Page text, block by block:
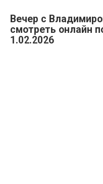
Вечер с
смотреть онлайн
1.02.2026